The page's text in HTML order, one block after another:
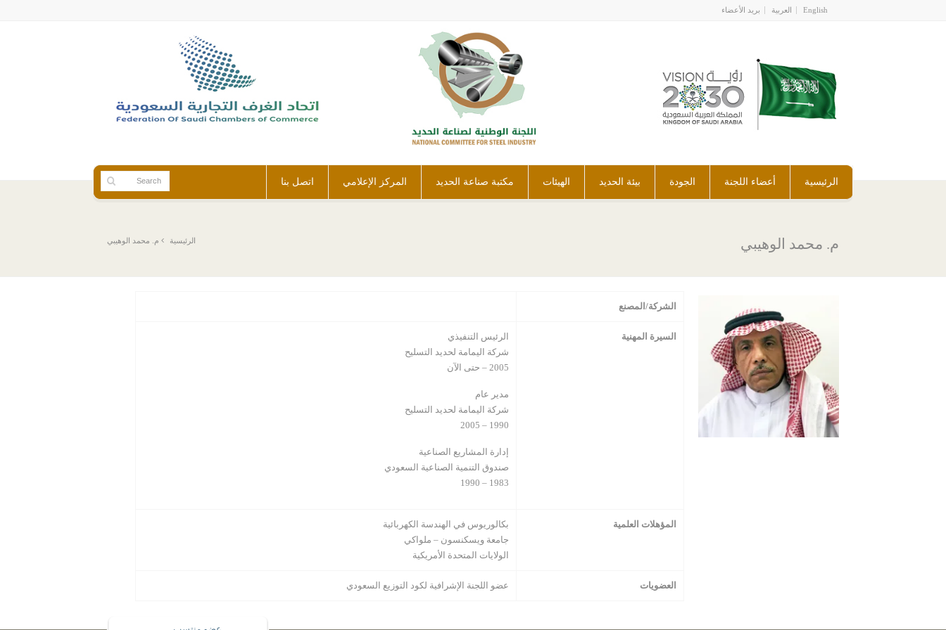
English العربية بريد الأعضاء
الرئيسية أعضاء اللجنة الجودة بيئة الحديد الهيئات مكتبة صناعة الحديد المركز الإعلامي اتصل بنا
م. محمد الوهيبي م. محمد الوهيبي
الشركة/المصنع
السیرة المھنیة
الرئيس التنفيذي
شركة اليمامة لحديد التسليح
2005 – حتى الآن
مدير عام
شركة اليمامة لحديد التسليح
1990 – 2005
إدارة المشاريع الصناعية
صندوق التنمية الصناعية السعودي
1983 – 1990
المؤھلات العلمیة
بكالوریوس في الهندسة الكهربائية
جامعة ويسكنسون – ملواكي
الولايات المتحدة الأمريكية
العضویات عضو اللجنة الإشرافية لكود التوزیع السعودي